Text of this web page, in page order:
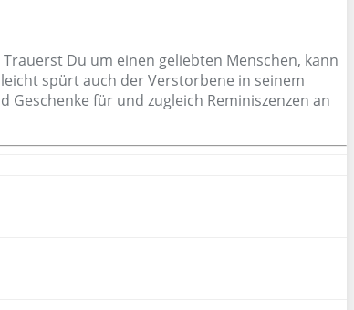
Du um einen geliebten Menschen, kann
spürt auch der Verstorbene in seinem
für und zugleich Reminiszenzen an